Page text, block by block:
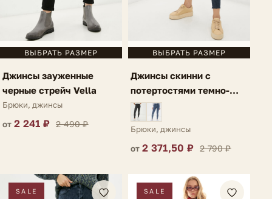
ВЫБРАТЬ РАЗМЕР
Джинсы зауженные
черные стрейч Vella
Брюки, джинсы
от 2 241 ₽ 2 490 ₽
ВЫБРАТЬ РАЗМЕР
Джинсы скинни с
потертостями темно-
синие Caulonia
Брюки, джинсы
от2 371,50 ₽ 2 790 ₽
SALE SALE